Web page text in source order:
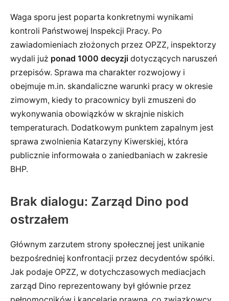
Waga sporu jest poparta konkretnymi wynikami
kontroli Państwowej Inspekcji Pracy. Po
zawiadomieniach złożonych przez OPZZ, inspektorzy
wydali już ponad 1000 decyzji dotyczących naruszeń
przepisów. Sprawa ma charakter rozwojowy i
obejmuje m.in. skandaliczne warunki pracy w okresie
zimowym, kiedy to pracownicy byli zmuszeni do
wykonywania obowiązków w skrajnie niskich
temperaturach. Dodatkowym punktem zapalnym jest
sprawa zwolnienia Katarzyny Kiwerskiej, która
publicznie informowała o zaniedbaniach w zakresie
BHP.
Brak dialogu: Zarząd Dino pod
ostrzałem
Głównym zarzutem strony społecznej jest unikanie
bezpośredniej konfrontacji przez decydentów spółki.
Jak podaje OPZZ, w dotychczasowych mediacjach
zarząd Dino reprezentowany był głównie przez